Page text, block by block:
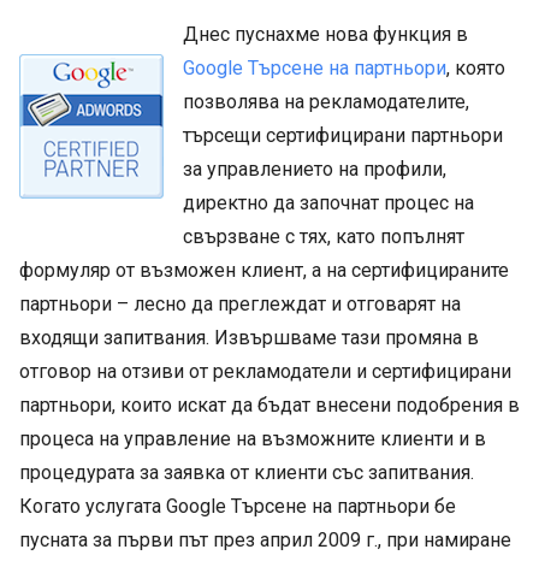
Днес пуснахме нова функция в
Google Търсене на партньори, която
позволява на рекламодателите,
търсещи сертифицирани партньори
за управлението на профили,
директно да започнат процес на
свързване с тях, като попълнят
формуляр от възможен клиент, а на сертифицираните
партньори – лесно да преглеждат и отговарят на
входящи запитвания. Извършваме тази промяна в
отговор на отзиви от рекламодатели и сертифицирани
партньори, които искат да бъдат внесени подобрения в
процеса на управление на възможните клиенти и в
процедурата за заявка от клиенти със запитвания.
Когато услугата Google Търсене на партньори бе
пусната за първи път през април 2009 г., при намиране